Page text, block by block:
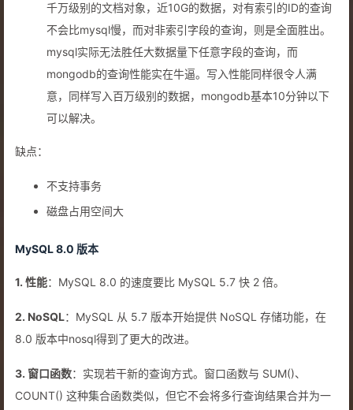
千万级别的文档对象，近10G的数据，对有索引的ID的查询
不会比mysql慢，而对非索引字段的查询，则是全面胜出。
mysql实际无法胜任大数据量下任意字段的查询，而
mongodb的查询性能实在牛逼。写入性能同样很令人满
意，同样写入百万级别的数据，mongodb基本10分钟以下
可以解决。
缺点：
不支持事务
磁盘占用空间大
MySQL 8.0 版本
1. 性能：MySQL 8.0 的速度要比 MySQL 5.7 快 2 倍。
2. NoSQL：MySQL 从 5.7 版本开始提供 NoSQL 存储功能，在
8.0 版本中nosql得到了更大的改进。
3. 窗口函数：实现若干新的查询方式。窗口函数与 SUM()、
COUNT() 这种集合函数类似，但它不会将多行查询结果合并为一